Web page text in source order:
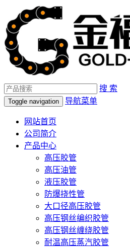
搜 索
Toggle navigation 导航菜单
网站首页
公司简介
产品中心
高压胶管
高压油管
液压胶管
防爆挠性管
大口径高压胶管
高压钢丝编织胶管
高压钢丝缠绕胶管
耐温高压蒸汽胶管